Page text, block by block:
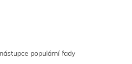
populární řady